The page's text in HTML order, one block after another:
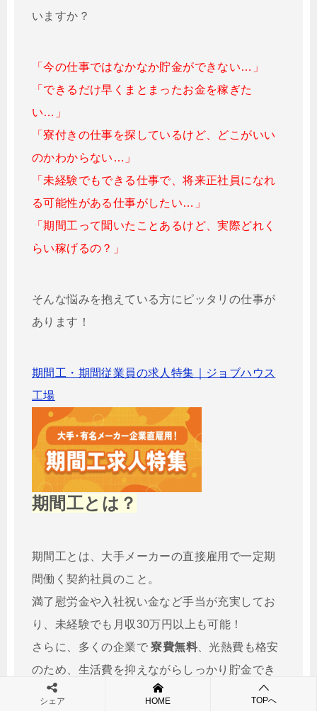
いますか？
「今の仕事ではなかなか貯金ができない…」
「できるだけ早くまとまったお金を稼ぎた
い…」
「寮付きの仕事を探しているけど、どこがいい
のかわからない…」
「未経験でもできる仕事で、将来正社員になれ
る可能性がある仕事がしたい…」
「期間工って聞いたことあるけど、実際どれく
らい稼げるの？」
そんな悩みを抱えている方にピッタリの仕事が
あります！
期間工・期間従業員の求人特集｜ジョブハウス
工場
期間工とは？
期間工とは、大手メーカーの直接雇用で一定期
間働く契約社員のこと。
満了慰労金や入社祝い金など手当が充実してお
り、未経験でも月収30万円以上も可能！
さらに、多くの企業で寮費無料 、光熱費も格安
のため、生活費を抑えながらしっかり貯金でき
るのが大きな魅力です。
シェア HOME TOPへ